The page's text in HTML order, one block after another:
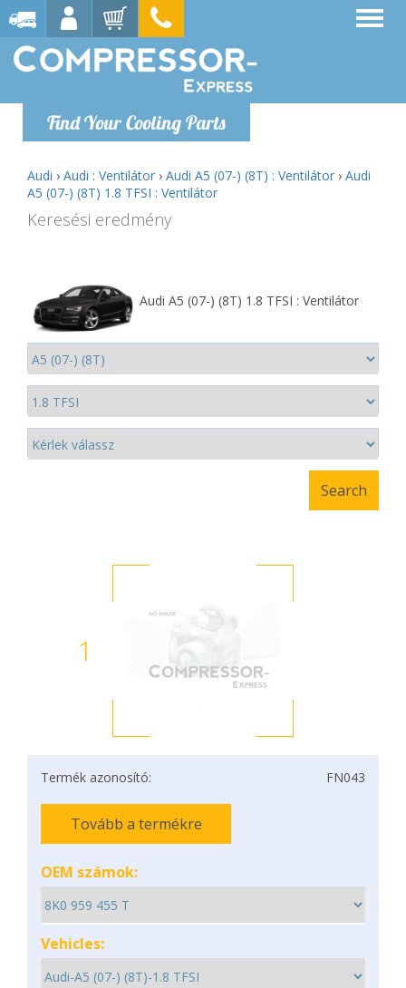
Find Your Cooling Parts
Audi › Audi : Ventilátor › Audi A5 (07-) (8T) : Ventilátor › Audi
A5 (07-) (8T) 1.8 TFSI : Ventilátor
Keresési eredmény
Audi A5 (07-) (8T) 1.8 TFSI : Ventilátor
1
Termék azonosító: FN043
Tovább a termékre
OEM számok:
Vehicles: